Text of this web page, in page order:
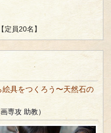
員20名】
具をつくろう〜天然石の
専攻 助教）